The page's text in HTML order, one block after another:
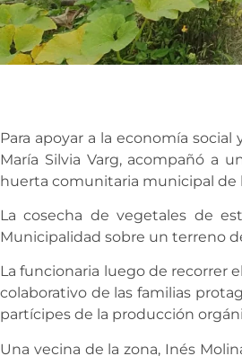
Para apoyar a la economía
María Silvia Varg, acompañó a
huerta comunitaria municipal de
La cosecha de vegetales de
Municipalidad sobre un terreno
La funcionaria luego de recorrer
colaborativo de las familias
partícipes de la producción
Una vecina de la zona, Inés